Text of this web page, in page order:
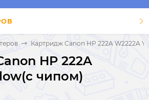
Картридж Canon HP 222A W2222A
HP 222A
чипом)